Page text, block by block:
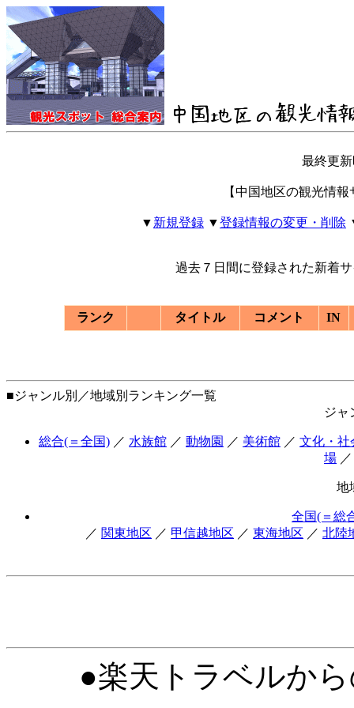
最終更新
【中国地区の観光情
▼ 新規登録 ▼登録情報の変更・削除
過去７日間に登録された新着
ランク タイトル コメント IN
■ジャンル別／地域別ランキング一覧
ジャ
総合(＝全国) ／ 水族館 ／ 動物園 ／ 美術館 ／ 文化・社
場
地
全国(＝総
／ 関東地区 ／ 甲信越地区 ／ 東海地区 ／ 北陸
●楽天トラベルか